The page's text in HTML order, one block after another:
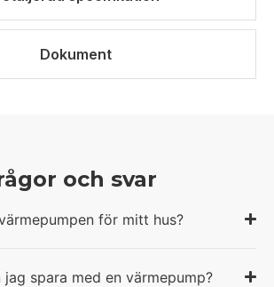
Dokument
och svar
för mitt hus?
spara med en värmepump?